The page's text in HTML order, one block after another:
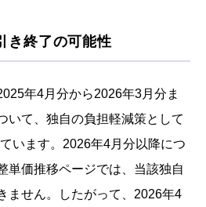
き終了の可能性
年4月分から2026年3月分ま
いて、独自の負担軽減策として
います。2026年4月分以降につ
単価推移ページでは、当該独自
ません。したがって、2026年4